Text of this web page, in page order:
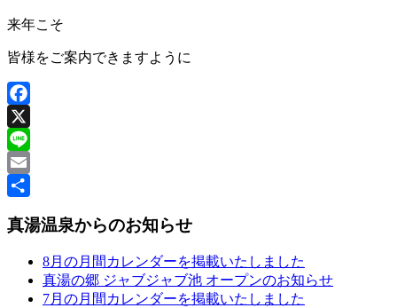
来年こそ
皆様をご案内できますように
Facebook
X
Line
Email
有
真湯温泉からのお知らせ
8月の月間カレンダーを掲載いたしました
真湯の郷 ジャブジャブ池 オープンのお知らせ
7月の月間カレンダーを掲載いたしました